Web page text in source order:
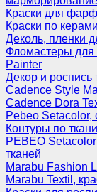
Краски для
Краски по
Деколь, пленки
Фломастеры для
Painter
Декор и роспись
Cadence Style
Cadence Dora
Pebeo Setacolor,
Контуры по
PEBEO
тканей
Marabu Fashion
Marabu Textil,